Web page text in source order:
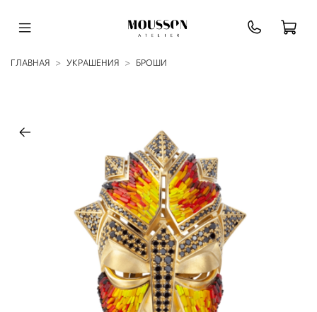
ГЛАВНАЯ УКРАШЕНИЯ БРОШИ